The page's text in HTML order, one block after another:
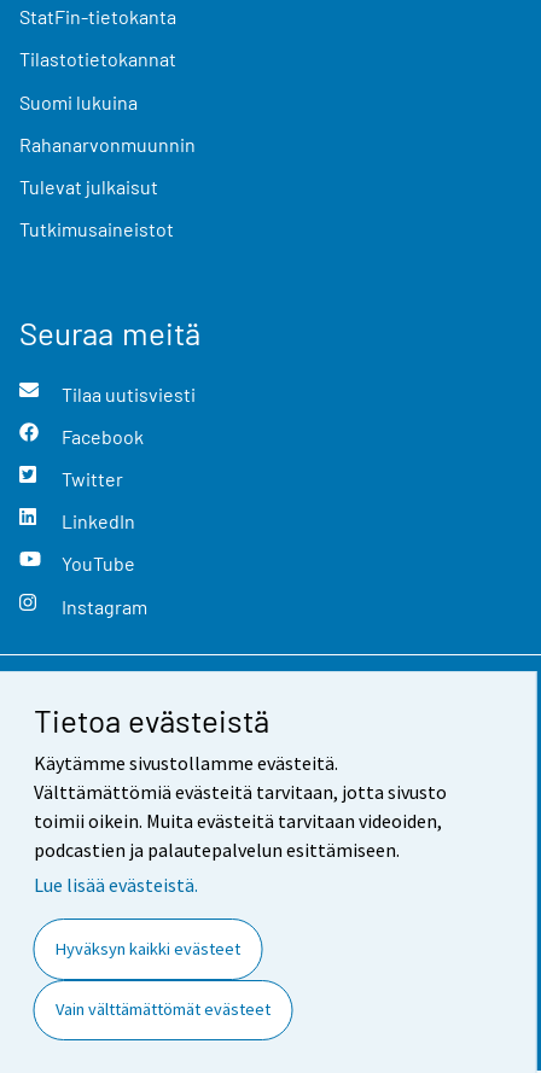
Tietoa evästeistä
Käytämme sivustollamme evästeitä.
Välttämättömiä evästeitä tarvitaan, jotta sivusto
toimii oikein. Muita evästeitä tarvitaan videoiden,
podcastien ja palautepalvelun esittämiseen.
Lue lisää evästeistä.
Hyväksyn kaikki evästeet
Vain välttämättömät evästeet
StatFin-tietokanta
Tilastotietokannat
Suomi lukuina
Rahanarvonmuunnin
Tulevat julkaisut
Tutkimusaineistot
Seuraa meitä
Tilaa uutisviesti
Facebook
Twitter
LinkedIn
YouTube
Instagram
Yhteystiedot
Palaute
Käyttöehdot
Tietosuoja
Tietoa sivustosta
Evästeasetukset